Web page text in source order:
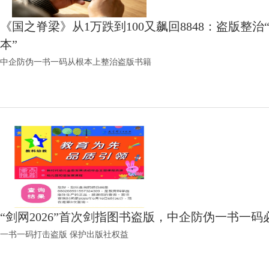
《国之脊梁》从1万跌到100又飙回8848：盗版整
本”
中企防伪一书一码从根本上整治盗版书籍
“剑网2026”首次剑指图书盗版，中企防伪一书一码
一书一码打击盗版 保护出版社权益